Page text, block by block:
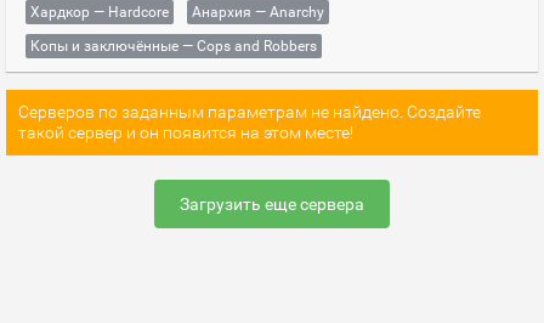
Хардкор — Hardcore
Анархия — Anarchy
Копы и заключённые — Cops and Robbers
Серверов по заданным параметрам не найдено. Создайте
такой сервер и он появится на этом месте!
Загрузить еще сервера